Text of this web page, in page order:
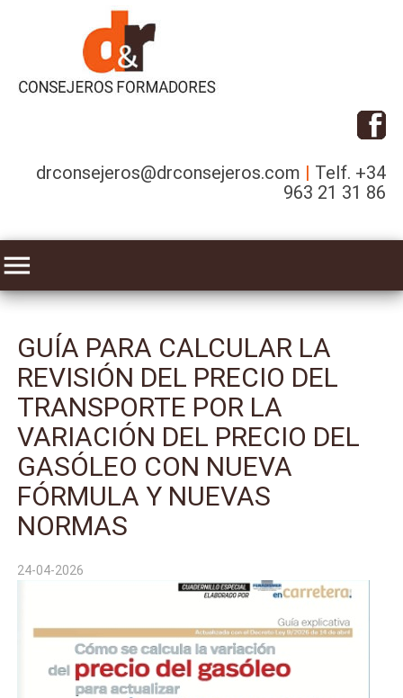
drconsejeros@drconsejeros.com | Telf. +34
963 21 31 86
menu
GUÍA PARA CALCULAR LA
REVISIÓN DEL PRECIO DEL
TRANSPORTE POR LA
VARIACIÓN DEL PRECIO DEL
GASÓLEO CON NUEVA
FÓRMULA Y NUEVAS
NORMAS
24-04-2026